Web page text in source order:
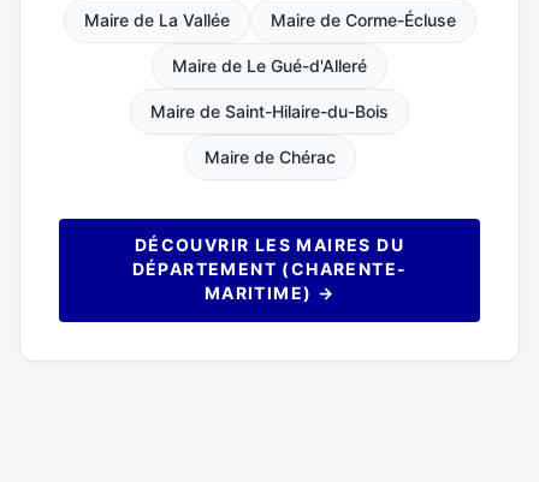
Maire de La Vallée Maire de Corme-Écluse
Maire de Le Gué-d'Alleré
Maire de Saint-Hilaire-du-Bois
Maire de Chérac
DÉCOUVRIR LES MAIRES DU
DÉPARTEMENT (CHARENTE-
MARITIME) →